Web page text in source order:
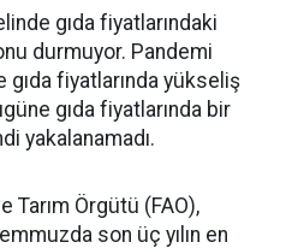
gıda fiyatlarındaki
durmuyor. Pandemi
fiyatlarında yükseliş
gıda fiyatlarında bir
yakalanamadı.
Tarım Örgütü (FAO),
son üç yılın en